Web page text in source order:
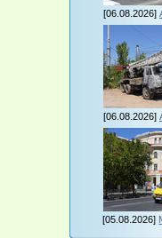
[06.08.2026]
[06.08.2026]
[05.08.2026]